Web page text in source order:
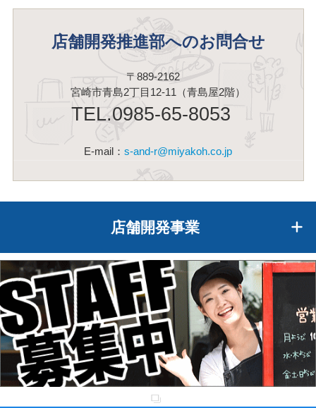
店舗開発推進部へのお問合せ
〒889-2162
宮崎市青島2丁目12-11（青島屋2階）
TEL.0985-65-8053
E-mail： s-and-r@miyakoh.co.jp
店舗開発事業